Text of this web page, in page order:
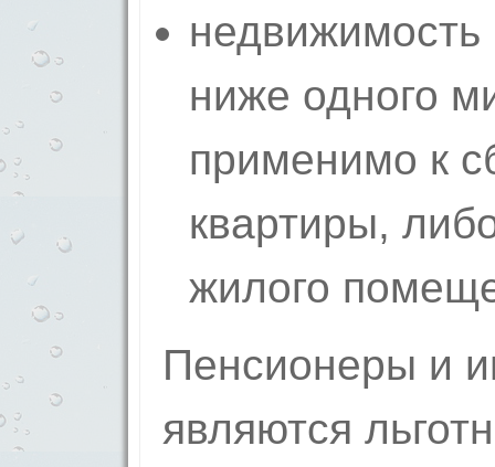
недвижимость
ниже одного
применимо к
квартиры,
жилого
Пенсионеры и
являются